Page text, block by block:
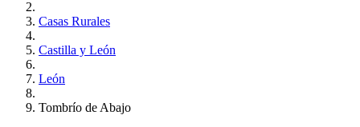
Casas Rurales
Castilla y León
León
Tombrío de Abajo